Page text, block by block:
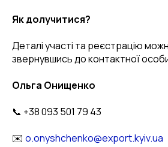
Як долучитися?
Деталі участі та реєстрацію
звернувшись до контактної
Ольга Онищенко
📞 +38 093 501 79 43
✉️ o.onyshchenko@export.kyiv.ua